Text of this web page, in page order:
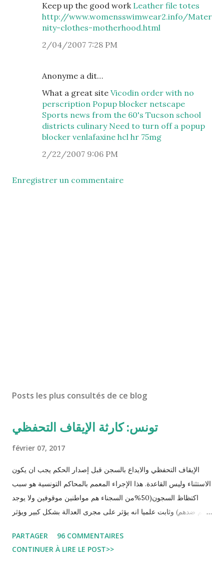
Keep up the good work Leather file totes
http://www.womensswimwear2.info/Mater
nity-clothes-motherhood.html
2/04/2007 7:28 PM
Anonyme a dit…
What a great site Vicodin order with no
perscription Popup blocker netscape
Sports news from the 60's Tucson school
districts culinary Need to turn off a popup
blocker venlafaxine hcl hr 75mg
2/22/2007 9:06 PM
Enregistrer un commentaire
Posts les plus consultés de ce blog
تونس: كارثة الإيقاف التحفظي
février 07, 2017
الإيقاف التحفظي والايداع بالسجن قبل إصدار الحكم يجب ان يكون
الاستثناء وليس القاعدة. هذا الإجراء المعمم بالمحاكم التونسية هو سبب
اكتظاظ السجون(50%من السجناء هم مواطنين موقوفين ولا يوجد
حكم ضدهم) وثابت علميا انه يؤثر على مجرى العدالة بشكل كبير ويؤثر
التي قضاها تحفظيا . هذه الممارسات تسبب كوارث اجتماعية واقتصادية
و تجعل المواطن يحقد على المنظومة القضائية و يحس بالظلم و القهر
PARTAGER
96 COMMENTAIRES
CONTINUER À LIRE LE POST>>